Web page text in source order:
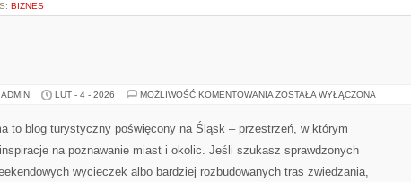
BIZNES
LUT - 4 - 2026 MOŻLIWOŚĆ KOMENTOWANIA RYBNIK
ZOSTAŁA WYŁĄCZONA
to blog turystyczny poświęcony na Śląsk – przestrzeń, w którym
na poznawanie miast i okolic. Jeśli szukasz sprawdzonych
wycieczek albo bardziej rozbudowanych tras zwiedzania,